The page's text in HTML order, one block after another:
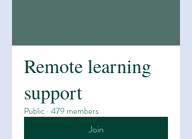
Remote learning
support
Public · 479 members
Join